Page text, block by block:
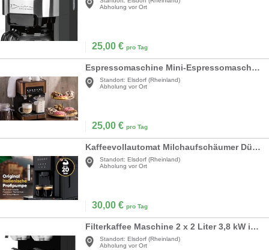
Abholung vor Ort
25,00 € pro Tag
Espressomaschine Mini-Espressomaschine Kaffeevollautomat mit Milchaufschäumer 1,8 l
Standort: Elsdorf (Rheinland)
Abholung vor Ort
25,00 € pro Tag
Kaffeevollautomat Milchaufschäumer Düse für Cappuccino Kegelmahlwerk mit Vorwärmfunktion für Tassen
Standort: Elsdorf (Rheinland)
Abholung vor Ort
30,00 € pro Tag
Filterkaffee Maschine 2 x 2 Liter 3,8 kW inkl. 2 Isolierkannen große Kapazität Filterkaffeemaschine
Standort: Elsdorf (Rheinland)
Abholung vor Ort